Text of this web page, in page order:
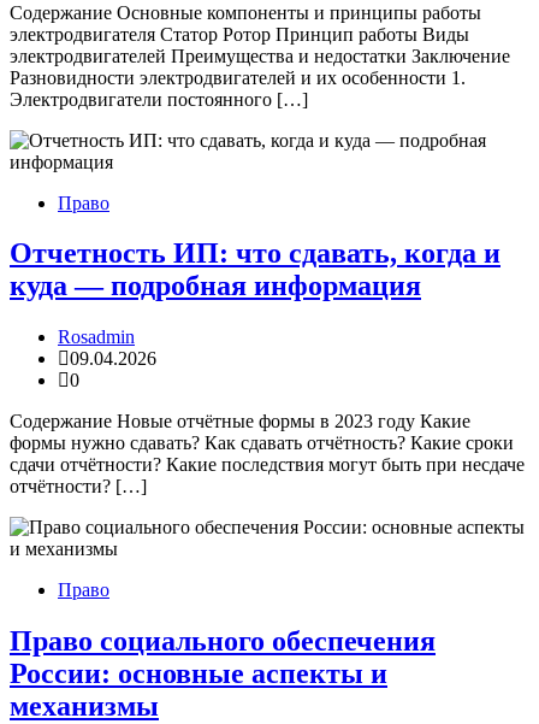
Содержание Основные компоненты и принципы работы
электродвигателя Статор Ротор Принцип работы Виды
электродвигателей Преимущества и недостатки Заключение
Разновидности электродвигателей и их особенности 1.
Электродвигатели постоянного […]
Право
Отчетность ИП: что сдавать, когда и
куда — подробная информация
Rosadmin
09.04.2026
0
Содержание Новые отчётные формы в 2023 году Какие
формы нужно сдавать? Как сдавать отчётность? Какие сроки
сдачи отчётности? Какие последствия могут быть при несдаче
отчётности? […]
Право
Право социального обеспечения
России: основные аспекты и
механизмы